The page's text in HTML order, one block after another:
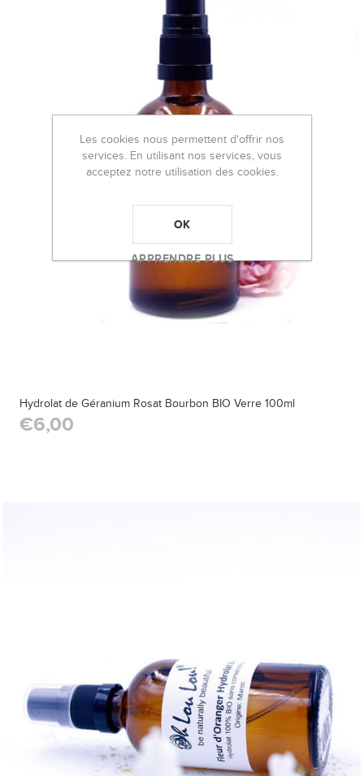
Hydrolat de Géranium Rosat Bourbon BIO Verre 100ml
€6,00
Les cookies nous permettent d'offrir nos
services. En utilisant nos services, vous
acceptez notre utilisation des cookies.
OK
APPRENDRE PLUS